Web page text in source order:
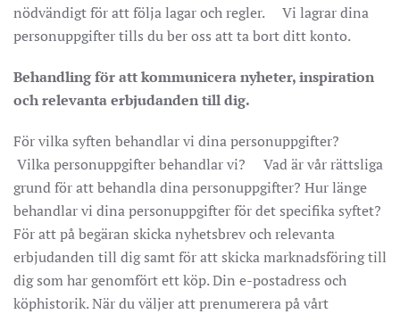
nödvändigt för att följa lagar och regler. Vi lagrar dina
personuppgifter tills du ber oss att ta bort ditt konto.
Behandling för att kommunicera nyheter, inspiration
och relevanta erbjudanden till dig.
För vilka syften behandlar vi dina personuppgifter?
Vilka personuppgifter behandlar vi? Vad är vår rättsliga
grund för att behandla dina personuppgifter? Hur länge
behandlar vi dina personuppgifter för det specifika syftet?
För att på begäran skicka nyhetsbrev och relevanta
erbjudanden till dig samt för att skicka marknadsföring till
dig som har genomfört ett köp. Din e-postadress och
köphistorik. När du väljer att prenumerera på vårt